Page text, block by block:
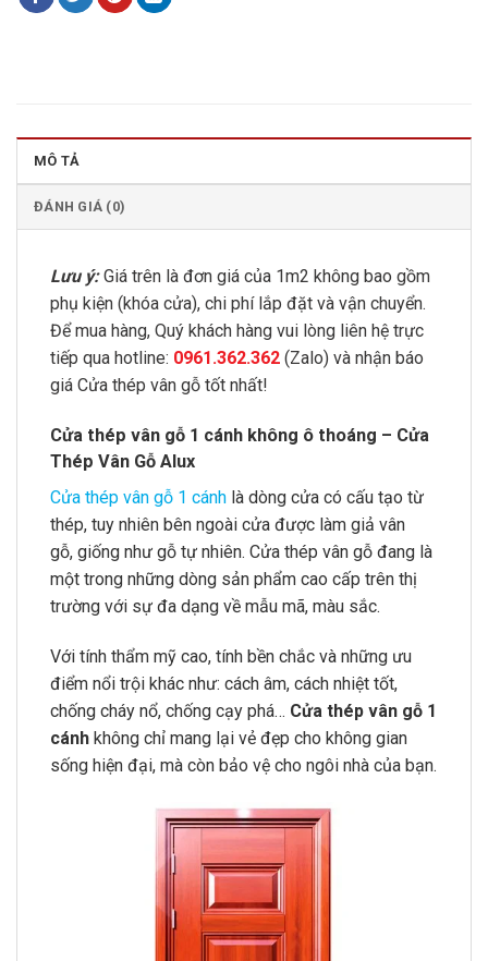
MÔ TẢ
ĐÁNH GIÁ (0)
Lưu ý: Giá trên là đơn giá của 1m2 không bao gồm
phụ kiện (khóa cửa), chi phí lắp đặt và vận chuyển.
Để mua hàng, Quý khách hàng vui lòng liên hệ trực
tiếp qua hotline: 0961.362.362 (Zalo) và nhận báo
giá Cửa thép vân gỗ tốt nhất!
Cửa thép vân gỗ 1 cánh không ô thoáng – Cửa
Thép Vân Gỗ Alux
Cửa thép vân gỗ 1 cánh là dòng cửa có cấu tạo từ
thép, tuy nhiên bên ngoài cửa được làm giả vân
gỗ, giống như gỗ tự nhiên. Cửa thép vân gỗ đang là
một trong những dòng sản phẩm cao cấp trên thị
trường với sự đa dạng về mẫu mã, màu sắc.
Với tính thẩm mỹ cao, tính bền chắc và những ưu
điểm nổi trội khác như: cách âm, cách nhiệt tốt,
chống cháy nổ, chống cạy phá… Cửa thép vân gỗ 1
cánh không chỉ mang lại vẻ đẹp cho không gian
sống hiện đại, mà còn bảo vệ cho ngôi nhà của bạn.